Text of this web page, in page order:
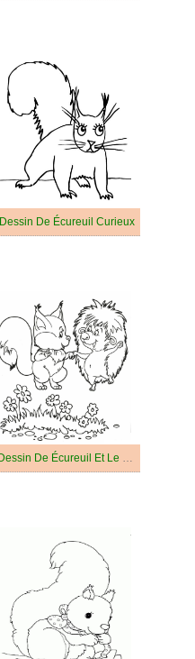
Dessin De Écureuil Curieux
Dessin De Écureuil Et Le Hérisson